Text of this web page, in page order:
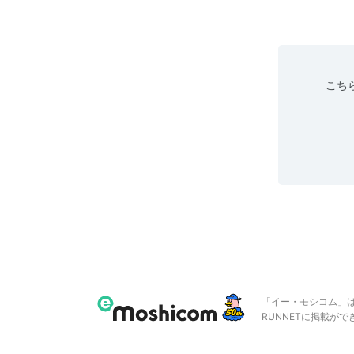
こち
「イー・モシコム
RUNNETに掲載がで